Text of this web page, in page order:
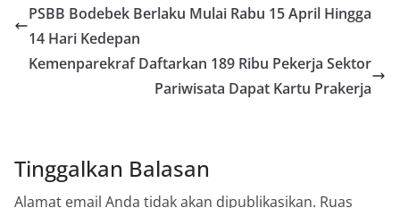
PSBB Bodebek Berlaku Mulai Rabu 15 April Hingga
14 Hari Kedepan
Kemenparekraf Daftarkan 189 Ribu Pekerja Sektor
Pariwisata Dapat Kartu Prakerja
Tinggalkan Balasan
Alamat email Anda tidak akan dipublikasikan. Ruas